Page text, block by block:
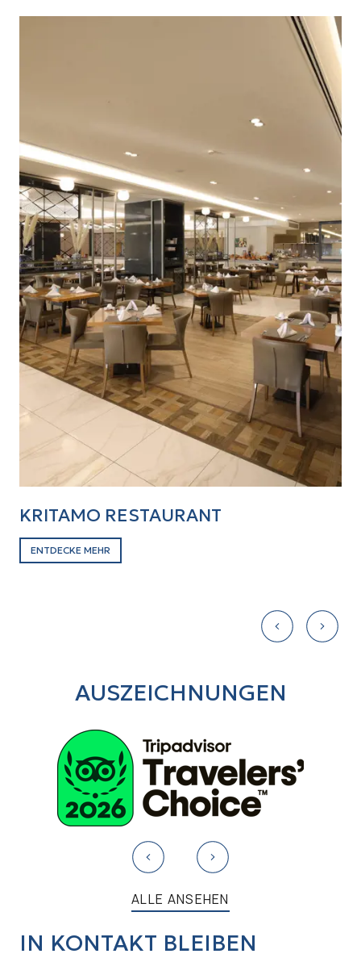
KRITAMO RESTAURANT
ENTDECKE MEHR
AUSZEICHNUNGEN
ALLE ANSEHEN
IN KONTAKT BLEIBEN